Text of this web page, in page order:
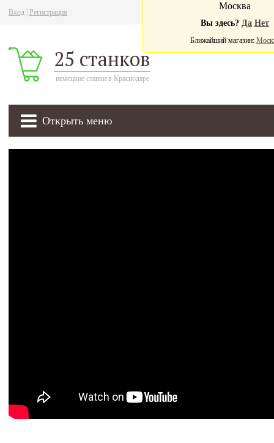
Вход Регистрация
25 станков
немецкие станки в Краснодаре
Открыть меню
Москва
Вы здесь? Да Нет
Ближайший магазин: